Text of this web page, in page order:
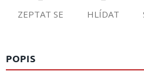
ZEPTAT SE HLÍDAT
POPIS